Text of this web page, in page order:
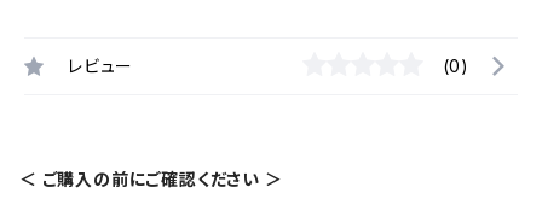
レビュー (0)
＜ ご購入の前にご確認ください ＞